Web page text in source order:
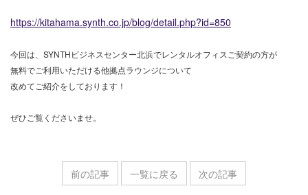
https://kitahama.synth.co.jp/blog/detail.php?id=850
今回は、SYNTHビジネスセンター北浜でレンタルオフィスご契約の方が
無料でご利用いただける他拠点ラウンジについて
改めてご紹介をしております！
ぜひご覧くださいませ。
前の記事 一覧に戻る 次の記事